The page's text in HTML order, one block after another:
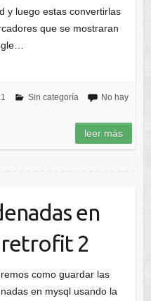
y luego estas convertirlas
que se mostraran
Sin categoría
No hay
leer más
en
retrofit 2
como guardar las
en mysql usando la